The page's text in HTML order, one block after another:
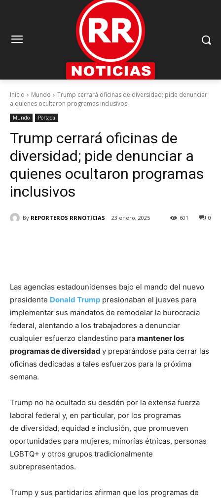
Inicio Mundo
Trump cerrará oficinas de diversidad; pide denunciar
a quienes ocultaron programas inclusivos
Mundo Portada
Trump cerrará oficinas de
diversidad; pide denunciar a
quienes ocultaron programas
inclusivos
By REPORTEROS RRNOTICIAS 23 enero, 2025 0
601
Las agencias estadounidenses bajo el mando del nuevo
presidente Donald Trump presionaban el jueves para
implementar sus mandatos de remodelar la burocracia
federal, alentando a los trabajadores a denunciar
cualquier esfuerzo clandestino para mantener los
programas de diversidad y preparándose para cerrar las
oficinas dedicadas a tales esfuerzos para la próxima
semana.
Trump no ha ocultado su desdén por la extensa fuerza
laboral federal y, en particular, por los programas
de diversidad, equidad e inclusión, que promueven
oportunidades para mujeres, minorías étnicas, personas
LGBTQ+ y otros grupos tradicionalmente
subrepresentados.
Trump y sus partidarios afirman que los programas de